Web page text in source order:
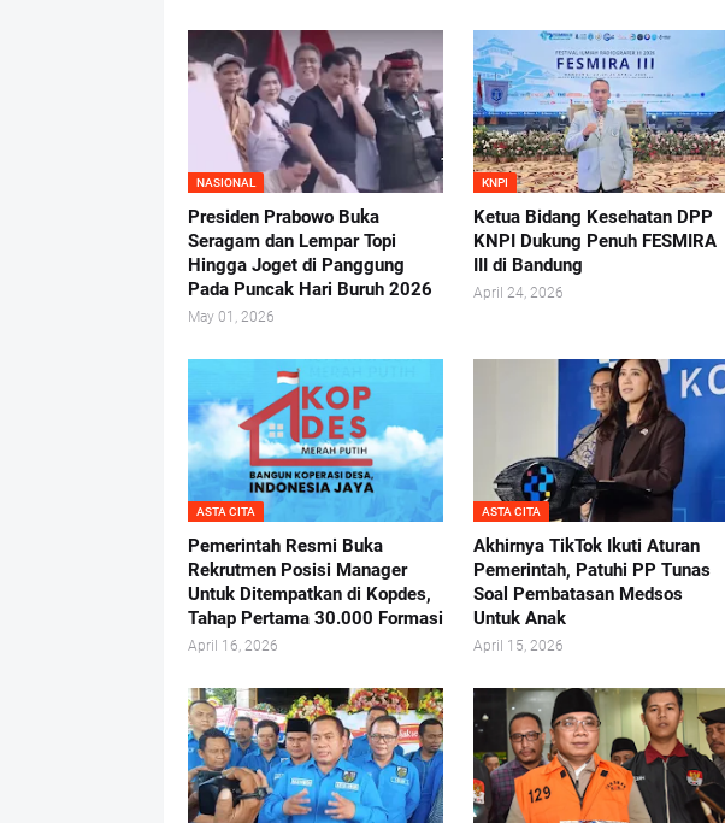
NASIONAL
Presiden Prabowo Buka
Seragam dan Lempar Topi
Hingga Joget di Panggung
Pada Puncak Hari Buruh 2026
May 01, 2026
KNPI
Ketua Bidang Kesehatan DPP
KNPI Dukung Penuh FESMIRA
III di Bandung
April 24, 2026
ASTA CITA
Pemerintah Resmi Buka
Rekrutmen Posisi Manager
Untuk Ditempatkan di Kopdes,
Tahap Pertama 30.000 Formasi
April 16, 2026
ASTA CITA
Akhirnya TikTok Ikuti Aturan
Pemerintah, Patuhi PP Tunas
Soal Pembatasan Medsos
Untuk Anak
April 15, 2026